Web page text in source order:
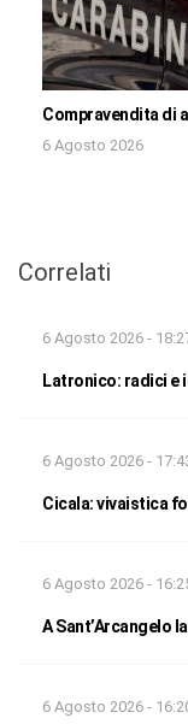
Compravendita di
6 Agosto 2026
Correlati
6 Agosto 2026 -
Latronico: radici e
6 Agosto 2026 -
Cicala: vivaistica
6 Agosto 2026 -
A Sant’Arcangelo
6 Agosto 2026 -